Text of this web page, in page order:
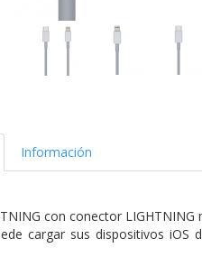
Información
con conector
cargar sus dispositivos